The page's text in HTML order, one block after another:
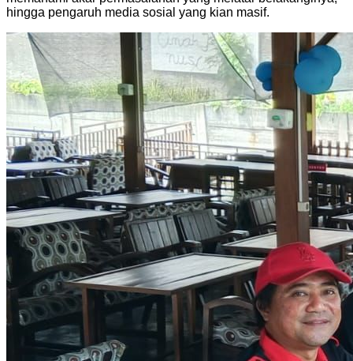
hingga pengaruh media sosial yang kian masif.